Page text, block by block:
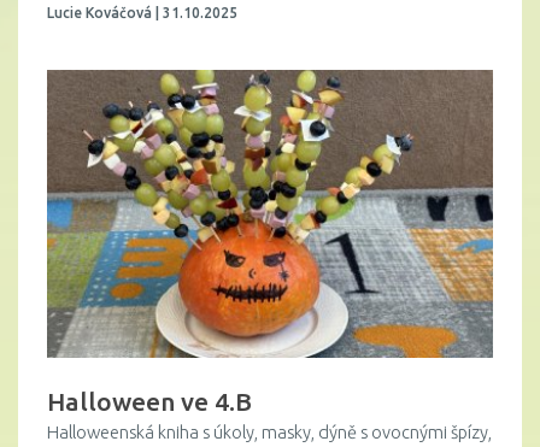
Lucie Kováčová | 31.10.2025
Halloween ve 4.B
Halloweenská kniha s úkoly, masky, dýně s ovocnými špízy,